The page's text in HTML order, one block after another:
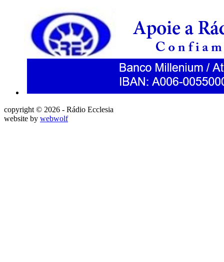
copyright © 2026 - Rádio Ecclesia
website by webwolf